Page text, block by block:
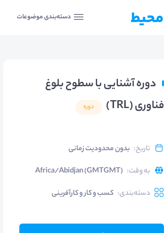
دسته‌بندی موضوعات
دوره آشنایی با سطوح بلوغ
فناوری (TRL)
دوره
تاریخ: بدون محدودیت زمانی
به وقت:
Africa/Abidjan (GMTGMT)
دسته‌بندی: کسب و کار و کارآفرینی